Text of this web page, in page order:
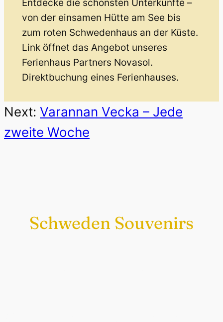
Entdecke die schönsten Unterkünfte –
von der einsamen Hütte am See bis
zum roten Schwedenhaus an der Küste.
Link öffnet das Angebot unseres
Ferienhaus Partners Novasol.
Direktbuchung eines Ferienhauses.
Next: Varannan Vecka – Jede
zweite Woche
Schweden Souvenirs